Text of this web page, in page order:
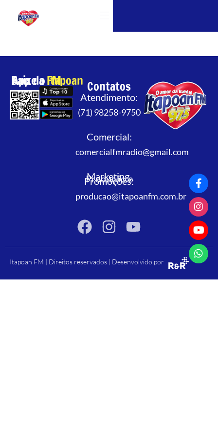
Baixe o App daItapoan FM Contatos
Atendimento:
(71) 98258-9750
Comercial:
comercialfmradio@gmail.com
Marketing,
Produção e
Promoções:
producao@itapoanfm.com.br
Itapoan FM | Direitos reservados | Desenvolvido por